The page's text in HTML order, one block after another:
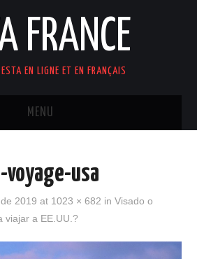
FRANCE
EN LIGNE ET EN FRANÇAIS
MENU
usa
2019 at 1023 × 682 inVisado o
viajar a EE.UU.?